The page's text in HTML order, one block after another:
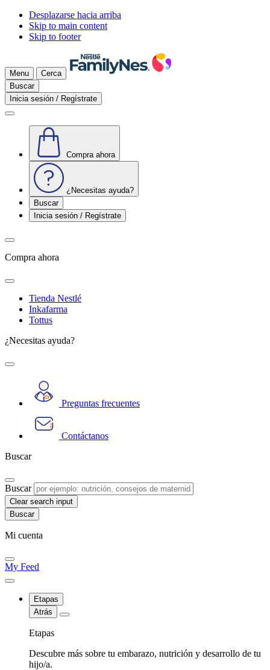
Desplazarse hacia arriba
Skip to main content
Skip to footer
Menu
Cerca
Buscar
Inicia sesión / Regístrate
Compra ahora
¿Necesitas ayuda?
Buscar
Inicia sesión / Regístrate
Compra ahora
Tienda Nestlé
Inkafarma
Tottus
¿Necesitas ayuda?
Preguntas frecuentes
Contáctanos
Buscar
Buscar
Clear search input
Mi cuenta
My Feed
Etapas
Atrás
Etapas
Descubre más sobre tu embarazo, nutrición y desarrollo de tu
hijo/a.